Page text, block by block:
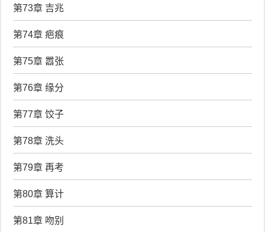
第73章 吉兆
第74章 疤痕
第75章 嚣张
第76章 缘分
第77章 饺子
第78章 洗头
第79章 再考
第80章 算计
第81章 吻别